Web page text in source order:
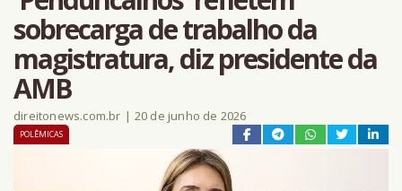
sobrecarga de trabalho da
magistratura, diz presidente da
AMB
direitonews.com.br | 20 de junho de 2026
POLÊMICAS